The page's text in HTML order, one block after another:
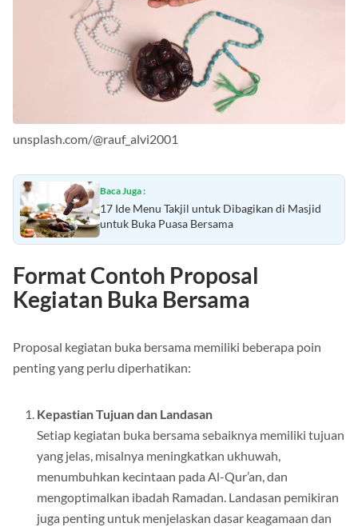
unsplash.com/@rauf_alvi2001
Baca Juga :
17 Ide Menu Takjil untuk Dibagikan di Masjid
untuk Buka Puasa Bersama
Format Contoh Proposal
Kegiatan Buka Bersama
Proposal kegiatan buka bersama memiliki beberapa poin
penting yang perlu diperhatikan:
Kepastian Tujuan dan Landasan
Setiap kegiatan buka bersama sebaiknya memiliki tujuan
yang jelas, misalnya meningkatkan ukhuwah,
menumbuhkan kecintaan pada Al-Qur’an, dan
mengoptimalkan ibadah Ramadan. Landasan pemikiran
juga penting untuk menjelaskan dasar keagamaan dan